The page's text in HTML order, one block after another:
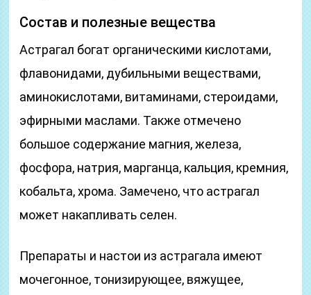
Состав и полезные вещества
Астрагал богат органическими кислотами,
флавонидами, дубильными веществами,
аминокислотами, витаминами, стероидами,
эфирными маслами. Также отмечено
большое содержание магния, железа,
фосфора, натрия, марганца, кальция, кремния,
кобальта, хрома. Замечено, что астрагал
может накапливать селен.
Препараты и настои из астрагала имеют
мочегонное, тонизирующее, вяжущее,